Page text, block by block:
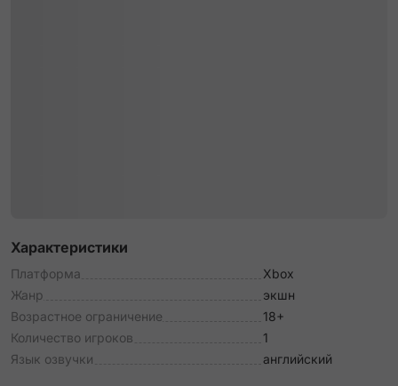
Характеристики
Платформа
Xbox
Жанр
экшн
Возрастное ограничение
18+
Количество игроков
1
Язык озвучки
английский